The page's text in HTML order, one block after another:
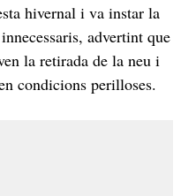
hivernal i va instar la
advertint que
la retirada de la neu i
condicions perilloses.